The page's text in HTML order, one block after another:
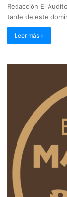
Redacción El
tarde de este
Leer más »